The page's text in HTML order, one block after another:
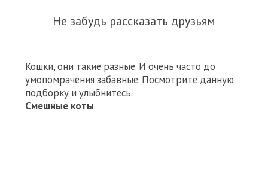
Не забудь рассказать друзьям
Кошки, они такие разные. И очень часто до
умопомрачения забавные. Посмотрите данную
подборку и улыбнитесь.
Смешные коты